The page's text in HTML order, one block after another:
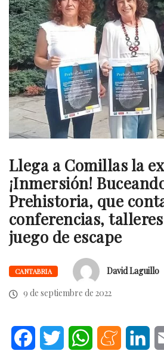
Llega a Comillas la
¡Inmersión!
Prehistoria, que
conferencias,
juego de escape
CANTABRIA
David Laguillo
9 de septiembre de 2022
FacebookTwitter WhatsAppMeneame